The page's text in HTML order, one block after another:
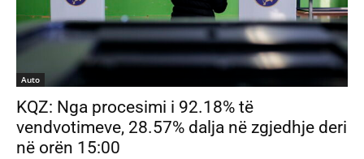
Auto
KQZ: Nga procesimi i 92.18% të
vendvotimeve, 28.57% dalja në zgjedhje deri
në orën 15:00